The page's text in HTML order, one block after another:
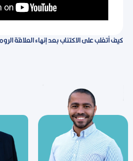
كيف أتغلب على الاكتئاب بعد إنهاء العلاقة